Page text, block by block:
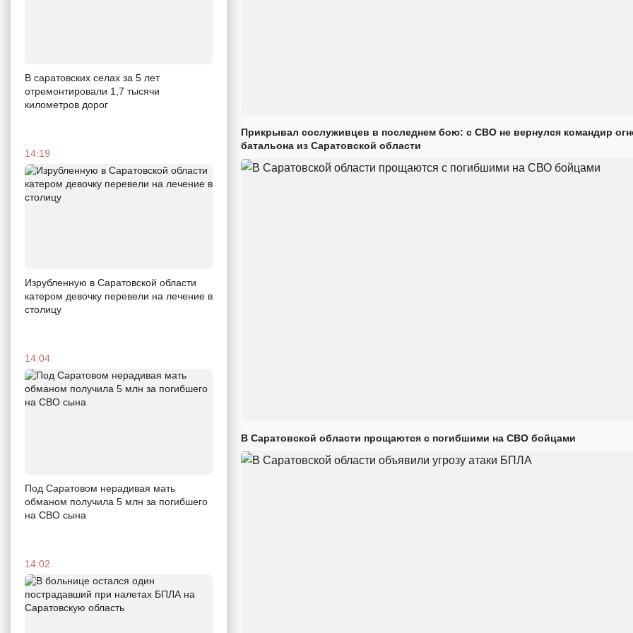
В саратовских селах за 5 лет
отремонтировали 1,7 тысячи
километров дорог
14:19
Изрубленную в Саратовской области
катером девочку перевели на лечение в
столицу
14:04
Под Саратовом нерадивая мать
обманом получила 5 млн за погибшего
на СВО сына
14:02
Прикрывал сослуживцев в последнем бою: с СВО не вернулся командир
батальона из Саратовской области
В Саратовской области прощаются с погибшими на СВО бойцами